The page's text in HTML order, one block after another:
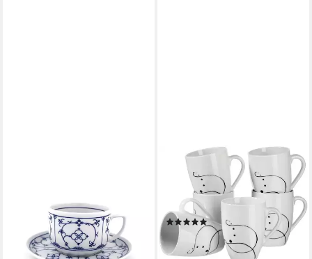
Kaffeeobertasse 0,2 l
zylindrisch, Porzellan
16,70 €
lieferbar - in 2-3 Werktagen bei dir
MÄSER
Becher Chanson, 6-tlg.,
Porzellan, 6-teilig,
fantasievolles Dekor
(8)
23,68 € UVP 34,99 €
-32%